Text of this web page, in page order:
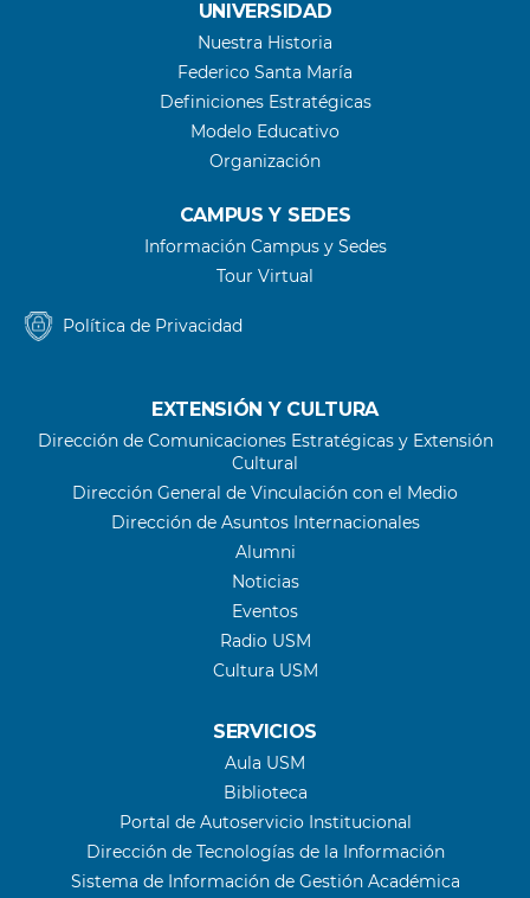
UNIVERSIDAD
Nuestra Historia
Federico Santa María
Definiciones Estratégicas
Modelo Educativo
Organización
CAMPUS Y SEDES
Información Campus y Sedes
Tour Virtual
Política de Privacidad
EXTENSIÓN Y CULTURA
Dirección de Comunicaciones Estratégicas y Extensión
Cultural
Dirección General de Vinculación con el Medio
Dirección de Asuntos Internacionales
Alumni
Noticias
Eventos
Radio USM
Cultura USM
SERVICIOS
Aula USM
Biblioteca
Portal de Autoservicio Institucional
Dirección de Tecnologías de la Información
Sistema de Información de Gestión Académica